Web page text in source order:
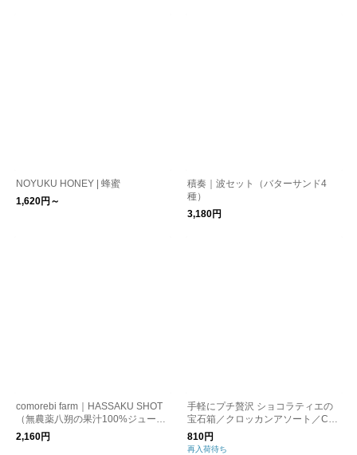
NOYUKU HONEY | 蜂蜜
1,620円～
積奏｜波セット（バターサンド4
種）
3,180円
comorebi farm｜HASSAKU SHOT
（無農薬八朔の果汁100%ジュー
ス）
2,160円
手軽にプチ贅沢 ショコラティエの
宝石箱／クロッカンアソート／Co
mptoir du Cacao コントワール・デ
ュ・カカオ バレンタイン
810円
再入荷待ち